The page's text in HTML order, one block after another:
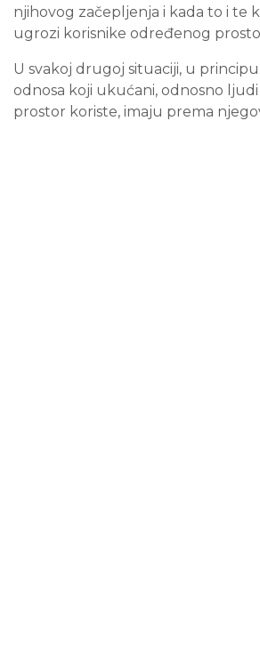
njihovog začepljenja i kada to i te
ugrozi korisnike određenog
U svakoj drugoj situaciji, u principu
odnosa koji ukućani, odnosno
prostor koriste, imaju prema